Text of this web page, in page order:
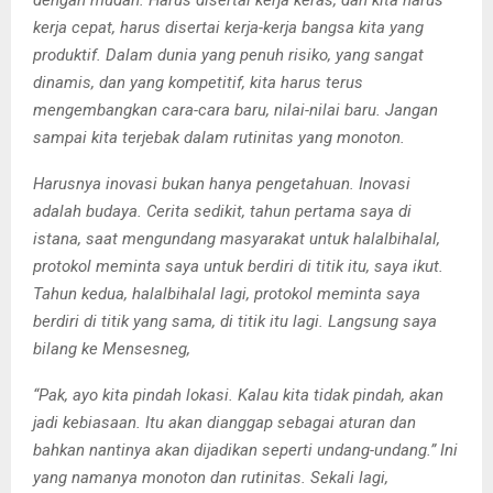
kerja cepat, harus disertai kerja-kerja bangsa kita yang
produktif. Dalam dunia yang penuh risiko, yang sangat
dinamis, dan yang kompetitif, kita harus terus
mengembangkan cara-cara baru, nilai-nilai baru. Jangan
sampai kita terjebak dalam rutinitas yang monoton.
Harusnya inovasi bukan hanya pengetahuan. Inovasi
adalah budaya. Cerita sedikit, tahun pertama saya di
istana, saat mengundang masyarakat untuk halalbihalal,
protokol meminta saya untuk berdiri di titik itu, saya ikut.
Tahun kedua, halalbihalal lagi, protokol meminta saya
berdiri di titik yang sama, di titik itu lagi. Langsung saya
bilang ke Mensesneg,
“Pak, ayo kita pindah lokasi. Kalau kita tidak pindah, akan
jadi kebiasaan. Itu akan dianggap sebagai aturan dan
bahkan nantinya akan dijadikan seperti undang-undang.” Ini
yang namanya monoton dan rutinitas. Sekali lagi,